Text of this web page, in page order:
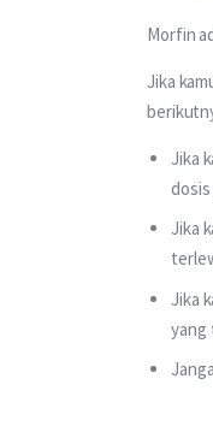
Morfin
Jika
Jika
Jika
Jika
yang